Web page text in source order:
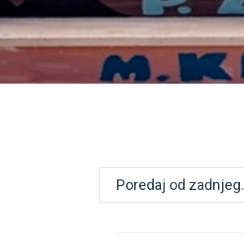
Poredaj od zadnjeg.